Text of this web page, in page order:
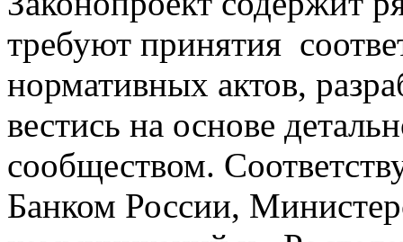
требуют принятия
нормативных актов,
вестись на основе
сообществом.
Банком России,